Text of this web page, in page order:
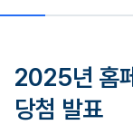
2025년 홈
당첨 발표